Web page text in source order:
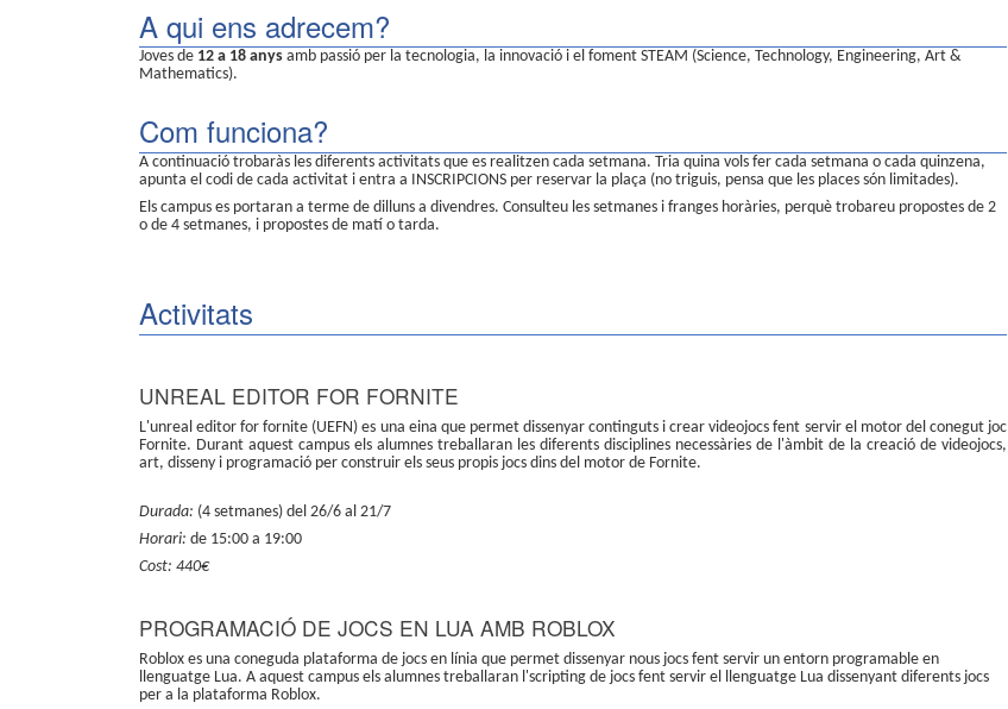
A qui ens adrecem?
Joves de 12 a 18 anys amb passió per la tecnologia, la innovació i el foment STEAM (Science, Technology, Engineering, Art &
Mathematics).
Com funciona?
A continuació trobaràs les diferents activitats que es realitzen cada setmana. Tria quina vols fer cada setmana o cada quinzena,
apunta el codi de cada activitat i entra a INSCRIPCIONS per reservar la plaça (no triguis, pensa que les places són limitades).
Els campus es portaran a terme de dilluns a divendres. Consulteu les setmanes i franges horàries, perquè trobareu propostes de 2
o de 4 setmanes, i propostes de matí o tarda.
Activitats
UNREAL EDITOR FOR FORNITE
L'unreal editor for fornite (UEFN) es una eina que permet dissenyar continguts i crear videojocs fent servir el motor del conegut joc
Fornite. Durant aquest campus els alumnes treballaran les diferents disciplines necessàries de l'àmbit de la creació de videojocs,
art, disseny i programació per construir els seus propis jocs dins del motor de Fornite.
Durada: (4 setmanes) del 26/6 al 21/7
Horari: de 15:00 a 19:00
Cost: 440€
PROGRAMACIÓ DE JOCS EN LUA AMB ROBLOX
Roblox es una coneguda plataforma de jocs en línia que permet dissenyar nous jocs fent servir un entorn programable en
llenguatge Lua. A aquest campus els alumnes treballaran l'scripting de jocs fent servir el llenguatge Lua dissenyant diferents jocs
per a la plataforma Roblox.